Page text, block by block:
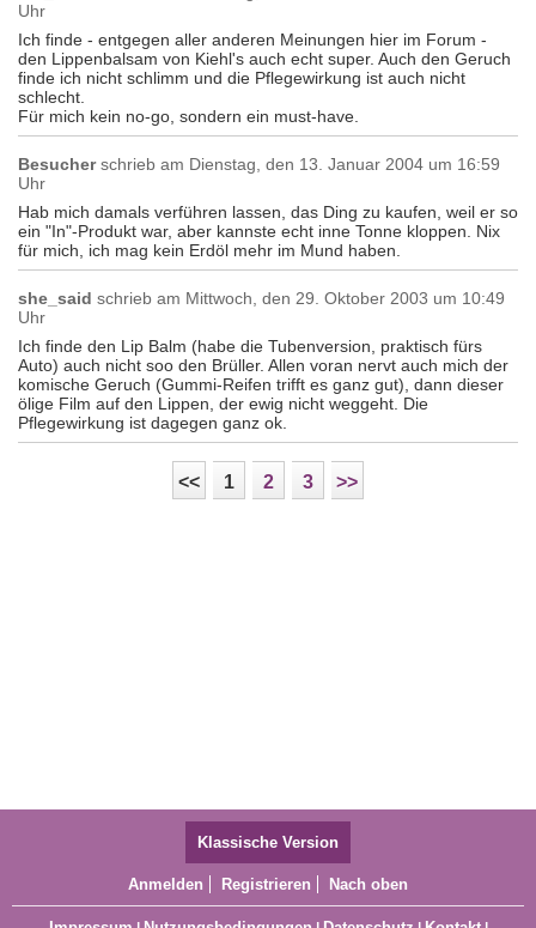
Uhr
Ich finde - entgegen aller anderen Meinungen hier im Forum -
den Lippenbalsam von Kiehl's auch echt super. Auch den Geruch
finde ich nicht schlimm und die Pflegewirkung ist auch nicht
schlecht.
Für mich kein no-go, sondern ein must-have.
Besucher schrieb am Dienstag, den 13. Januar 2004 um 16:59
Uhr
Hab mich damals verführen lassen, das Ding zu kaufen, weil er so
ein "In"-Produkt war, aber kannste echt inne Tonne kloppen. Nix
für mich, ich mag kein Erdöl mehr im Mund haben.
she_said schrieb am Mittwoch, den 29. Oktober 2003 um 10:49
Uhr
Ich finde den Lip Balm (habe die Tubenversion, praktisch fürs
Auto) auch nicht soo den Brüller. Allen voran nervt auch mich der
komische Geruch (Gummi-Reifen trifft es ganz gut), dann dieser
ölige Film auf den Lippen, der ewig nicht weggeht. Die
Pflegewirkung ist dagegen ganz ok.
<< 1 2 3 >>
Klassische Version
Anmelden Registrieren Nach oben